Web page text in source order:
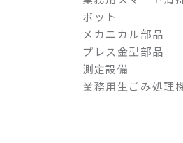
ボット
メカニカル部品
プレス金型部品
測定設備
業務用生ごみ処理